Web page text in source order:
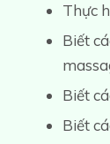
Thực
Biết
Biết
Biết